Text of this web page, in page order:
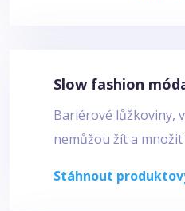
Slow fashion
Bariérové lůžkoviny,
nemůžou žít a množit
Stáhnout